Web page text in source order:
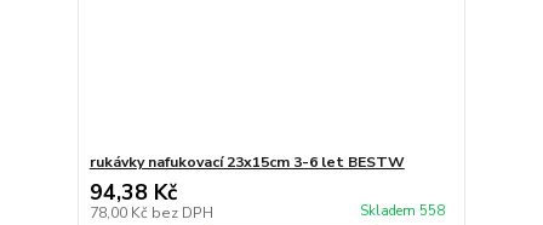
rukávky nafukovací 23x15cm 3-6 let BESTW
94,38 Kč
78,00 Kč bez DPH Skladem 558